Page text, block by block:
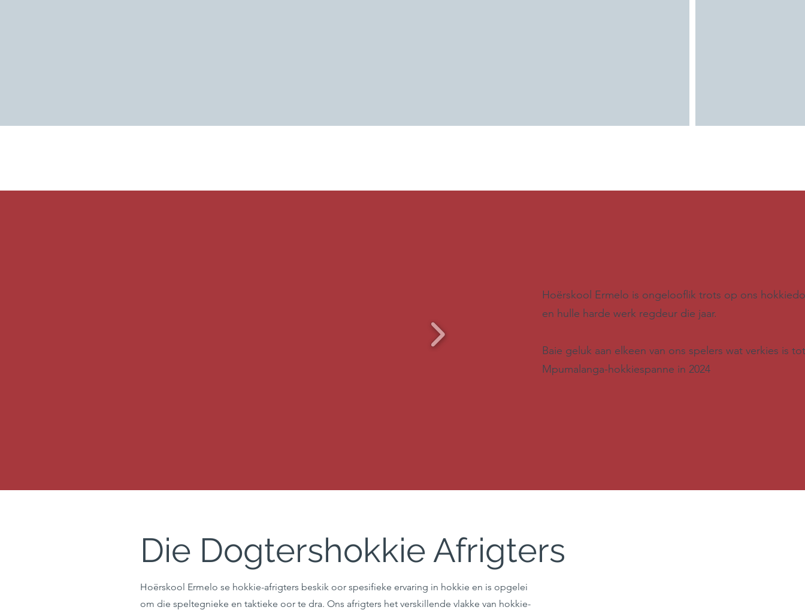
Hoërskool Ermelo is ongelooflik trots op ons
en hulle harde werk regdeur die jaar.
Baie geluk aan elkeen van ons spelers wat verkies is tot
Mpumalanga-hokkiespanne in 2024
Die Dogtershokkie Afrigters
Hoërskool Ermelo se hokkie-afrigters beskik oor spesifieke ervaring in hokkie en is opgelei
om die speltegnieke en taktieke oor te dra. Ons afrigters het verskillende vlakke van hokkie-